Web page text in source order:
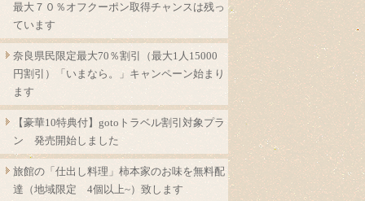
最大７０％オフクーポン取得チャンスは残っ
ています
奈良県民限定最大70％割引（最大1人15000
円割引）「いまなら。」キャンペーン始まり
ます
【豪華10特典付】gotoトラベル割引対象プラ
ン 発売開始しました
旅館の「仕出し料理」柿本家のお味を無料配
達（地域限定 4個以上~）致します